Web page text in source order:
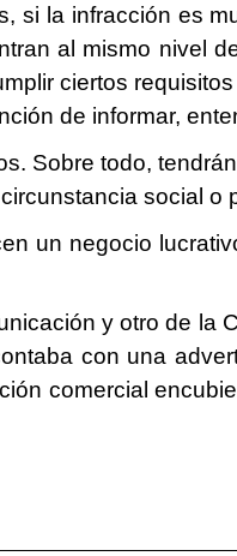
si la infracción es
al mismo nivel
ciertos
de informar,
Sobre todo,
social o
un negocio
y otro de la
con una
comercial